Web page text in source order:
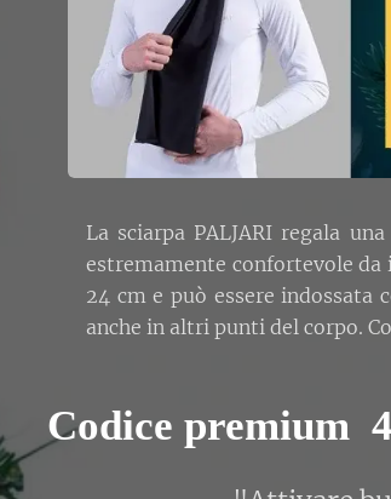
La sciarpa PALJARI regala
estremamente confortevole da
24 cm e può essere indossata
anche in altri punti del corpo.
Codice premium